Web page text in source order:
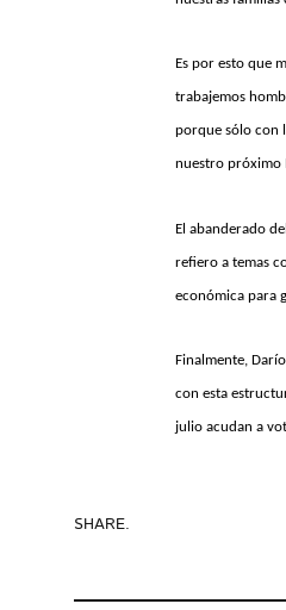
Es por esto que
trabajemos
porque sólo con
nuestro próximo
El abanderado
refiero a temas
económica para
Finalmente,
con esta
julio acudan a
SHARE.